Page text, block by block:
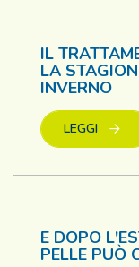
IL
LA
INVERNO
LEGGI
E DOPO
PELLE PUÒ